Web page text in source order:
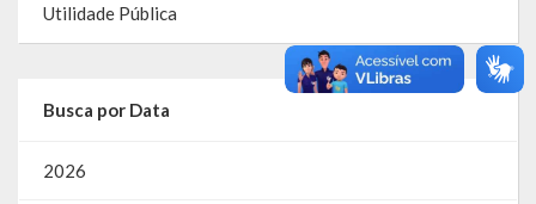
LDO
Utilidade Pública
Busca por Data
2026